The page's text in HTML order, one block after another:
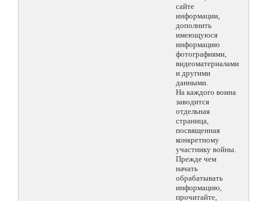
сайте
информации,
дополнить
имеющуюся
информацию
фотографиями,
видеоматериалами
и другими
данными.
На каждого воина
заводится
отдельная
страница,
посвященная
конкретному
участнику войны.
Прежде чем
начать
обрабатывать
информацию,
прочитайте,